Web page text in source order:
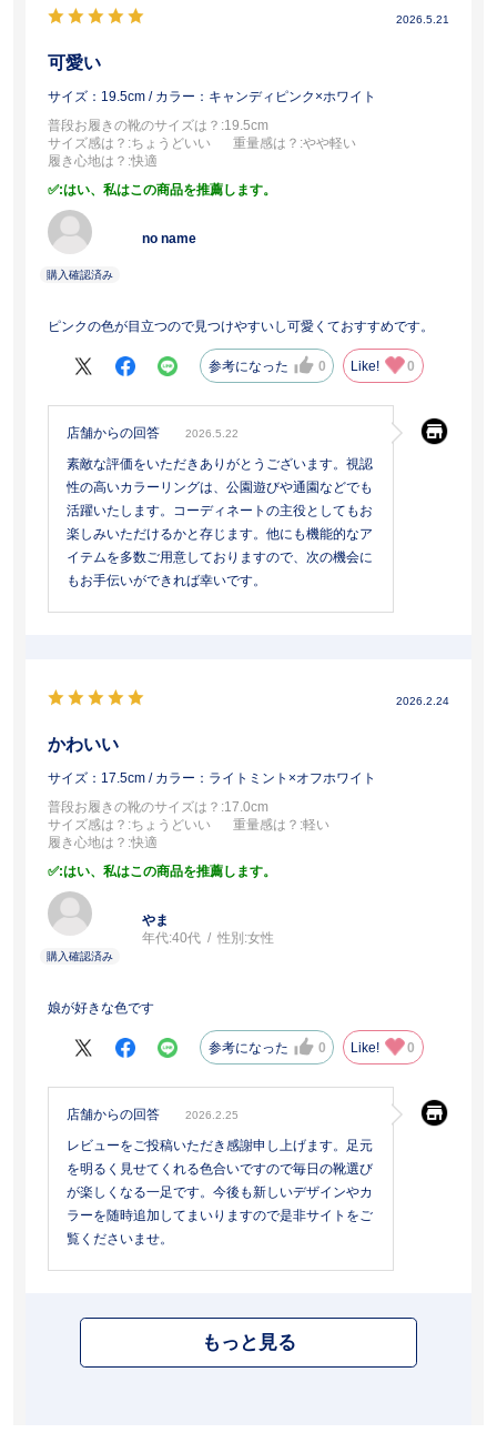
2026.5.21
可愛い
サイズ：19.5cm / カラー：キャンディピンク×ホワイト
普段お履きの靴のサイズは？ :19.5cm
サイズ感は？ :ちょうどいい 重量感は？ :やや軽い
履き心地は？ :快適
:はい、私はこの商品を推薦します。
no name
ピンクの色が目立つので見つけやすいし可愛くておすすめです。
参考になった 0 Like! 0
店舗からの回答 2026.5.22
素敵な評価をいただきありがとうございます。視認
性の高いカラーリングは、公園遊びや通園などでも
活躍いたします。コーディネートの主役としてもお
楽しみいただけるかと存じます。他にも機能的なア
イテムを多数ご用意しておりますので、次の機会に
もお手伝いができれば幸いです。
2026.2.24
かわいい
サイズ：17.5cm / カラー：ライトミント×オフホワイト
普段お履きの靴のサイズは？ :17.0cm
サイズ感は？ :ちょうどいい 重量感は？ :軽い
履き心地は？ :快適
:はい、私はこの商品を推薦します。
やま
年代:40代 性別:女性
娘が好きな色です
参考になった 0 Like! 0
店舗からの回答 2026.2.25
レビューをご投稿いただき感謝申し上げます。足元
を明るく見せてくれる色合いですので毎日の靴選び
が楽しくなる一足です。今後も新しいデザインやカ
ラーを随時追加してまいりますので是非サイトをご
覧くださいませ。
もっと見る